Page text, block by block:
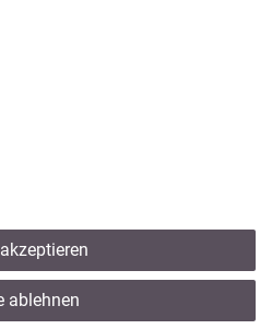
ablehnen
MwSt. zzgl.
GmbH / Alle Rechte vorbehalten /